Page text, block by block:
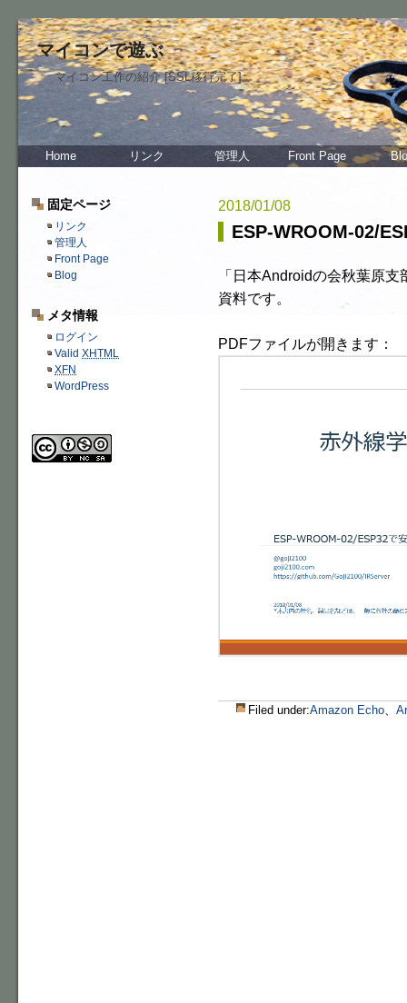
マイコンで遊ぶ
マイコン工作の紹介 [SSL移行完了]
Home リンク 管理人 Front Page
2018/01/08
ESP-WROOM-02/
「日本Androidの会秋葉原
資料です。
PDFファイルが開きます：
Filed under:Amazon Echo、
固定ページ
リンク
管理人
Front Page
Blog
メタ情報
ログイン
Valid XHTML
XFN
WordPress